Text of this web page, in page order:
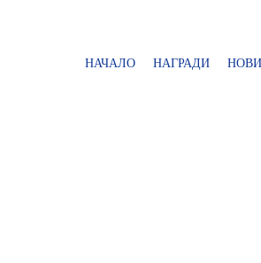
НАЧАЛО НАГРАДИ